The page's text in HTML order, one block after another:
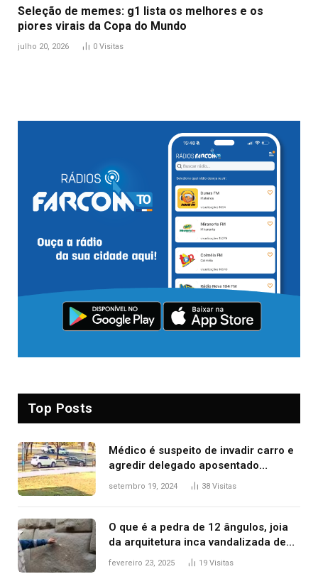
Seleção de memes: g1 lista os melhores e os
piores virais da Copa do Mundo
julho 20, 2026 0 Visitas
Top Posts
Médico é suspeito de invadir carro e
agredir delegado aposentado
durante confusão no trânsito
setembro 19, 2024 38 Visitas
O que é a pedra de 12 ângulos, joia
da arquitetura inca vandalizada de
forma irrecuperável
fevereiro 23, 2025 19 Visitas